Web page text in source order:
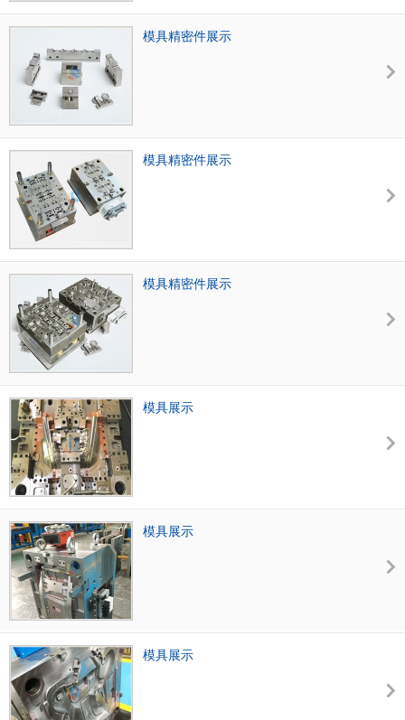
模具精密件展示
模具精密件展示
模具精密件展示
模具展示
模具展示
模具展示